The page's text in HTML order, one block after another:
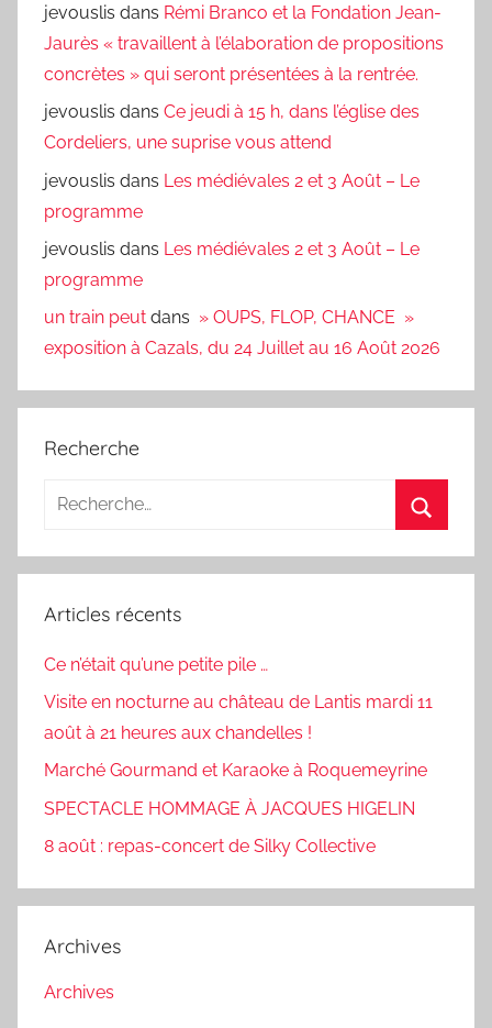
jevouslis dans Rémi Branco et la Fondation Jean-
Jaurès « travaillent à l’élaboration de propositions
concrètes » qui seront présentées à la rentrée.
jevouslis dans Ce jeudi à 15 h, dans l’église des
Cordeliers, une suprise vous attend
jevouslis dans Les médiévales 2 et 3 Août – Le
programme
jevouslis dans Les médiévales 2 et 3 Août – Le
programme
un train peut dans » OUPS, FLOP, CHANCE »
exposition à Cazals, du 24 Juillet au 16 Août 2026
Recherche
Recherche
:
Articles récents
Ce n’était qu’une petite pile …
Visite en nocturne au château de Lantis mardi 11
août à 21 heures aux chandelles !
Marché Gourmand et Karaoke à Roquemeyrine
SPECTACLE HOMMAGE À JACQUES HIGELIN
8 août : repas-concert de Silky Collective
Archives
Archives